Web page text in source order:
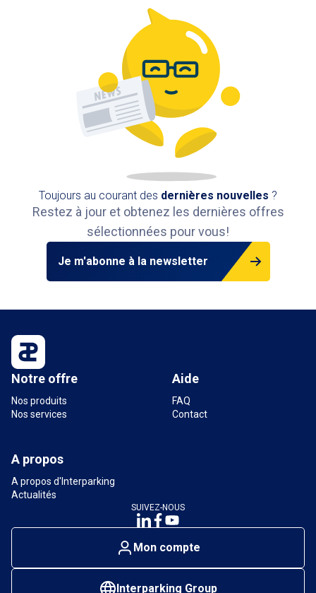
Toujours au courant des dernières nouvelles ?
Restez à jour et obtenez les dernières offres
sélectionnées pour vous!
Je m'abonne à la newsletter
Notre offre
Nos produits
Nos services
Aide
FAQ
Contact
A propos
A propos d'Interparking
Actualités
SUIVEZ-NOUS
Mon compte
Interparking Group